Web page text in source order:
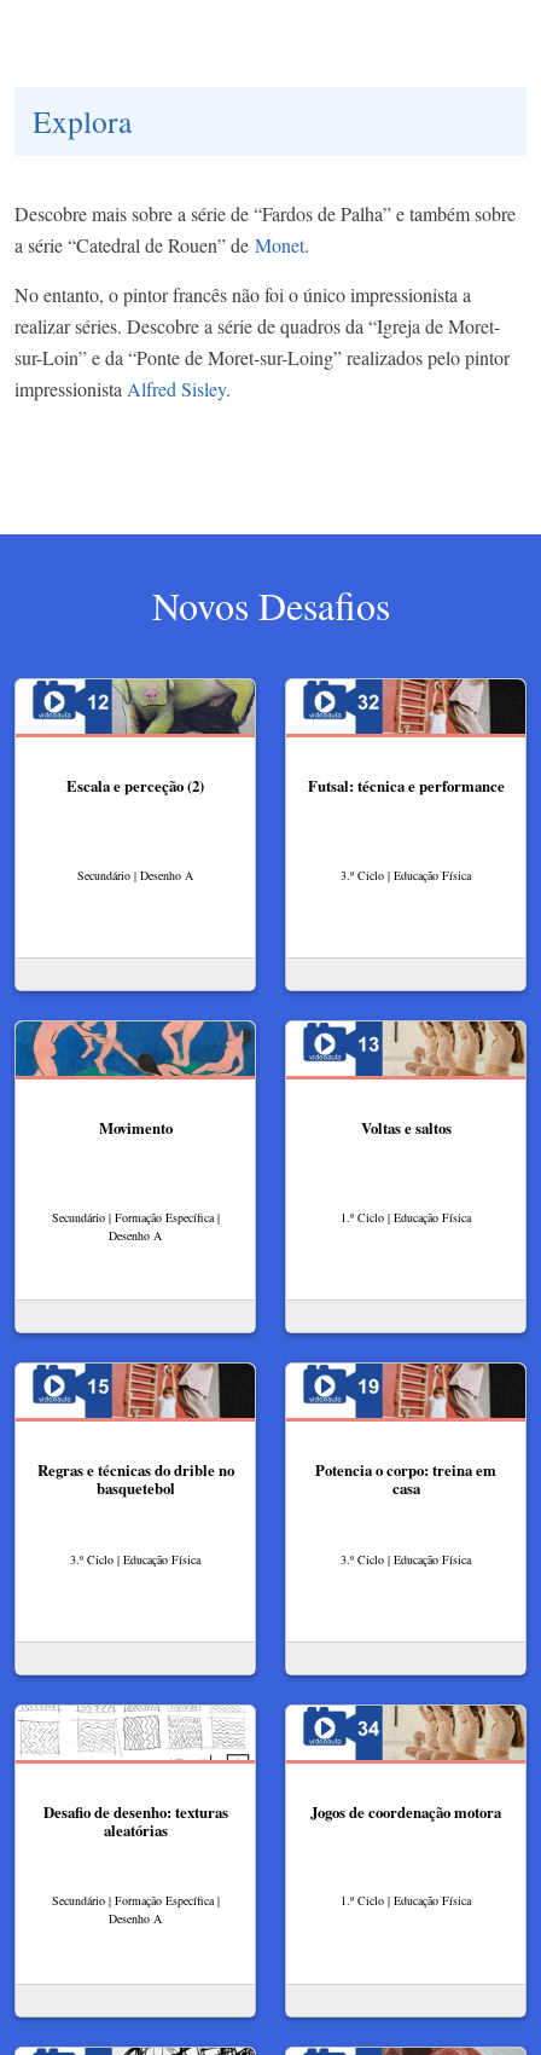
Explora
Descobre mais sobre a série de “Fardos de Palha” e também sobre
a série “Catedral de Rouen” de Monet.
No entanto, o pintor francês não foi o único impressionista a
realizar séries. Descobre a série de quadros da “Igreja de Moret-
sur-Loin” e da “Ponte de Moret-sur-Loing” realizados pelo pintor
impressionistaAlfred Sisley.
Novos Desafios
Escala e perceção (2)
Secundário | Desenho A
Futsal: técnica e performance
3.º Ciclo | Educação Física
Movimento
Secundário | Formação Específica |
Desenho A
Voltas e saltos
1.º Ciclo | Educação Física
Regras e técnicas do drible no
basquetebol
3.º Ciclo | Educação Física
Potencia o corpo: treina em
casa
3.º Ciclo | Educação Física
Desafio de desenho: texturas
aleatórias
Secundário | Formação Específica |
Desenho A
Jogos de coordenação motora
1.º Ciclo | Educação Física